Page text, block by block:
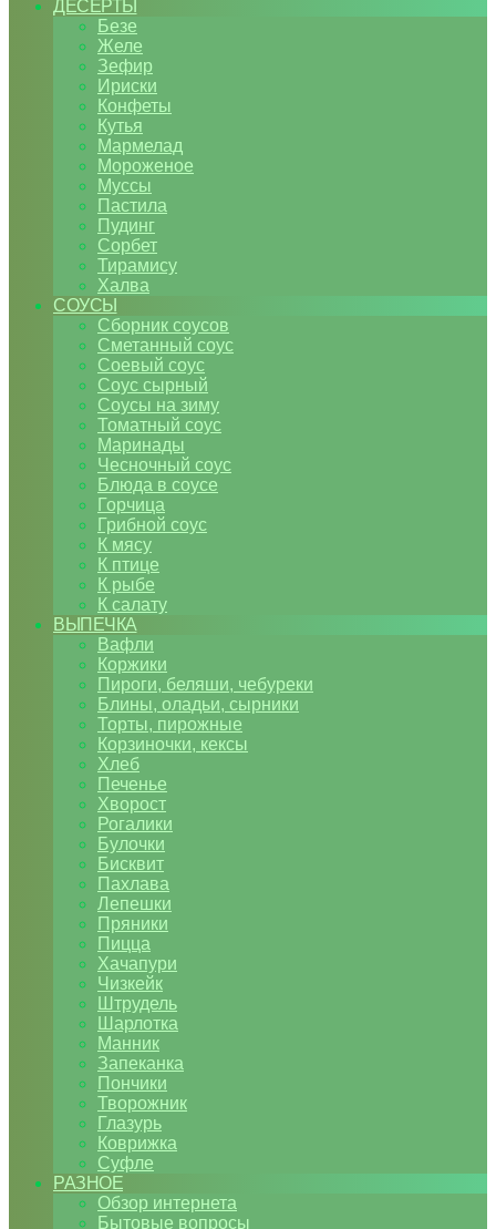
ДЕСЕРТЫ
Безе
Желе
Зефир
Ириски
Конфеты
Кутья
Мармелад
Мороженое
Муссы
Пастила
Пудинг
Сорбет
Тирамису
Халва
СОУСЫ
Сборник соусов
Сметанный соус
Соевый соус
Соус сырный
Соусы на зиму
Томатный соус
Маринады
Чесночный соус
Блюда в соусе
Горчица
Грибной соус
К мясу
К птице
К рыбе
К салату
ВЫПЕЧКА
Вафли
Коржики
Пироги, беляши, чебуреки
Блины, оладьи, сырники
Торты, пирожные
Корзиночки, кексы
Хлеб
Печенье
Хворост
Рогалики
Булочки
Бисквит
Пахлава
Лепешки
Пряники
Пицца
Хачапури
Чизкейк
Штрудель
Шарлотка
Манник
Запеканка
Пончики
Творожник
Глазурь
Коврижка
Суфле
РАЗНОЕ
Обзор интернета
Бытовые вопросы